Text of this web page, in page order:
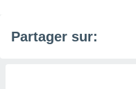
Partager sur: